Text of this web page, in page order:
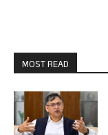
MOST READ